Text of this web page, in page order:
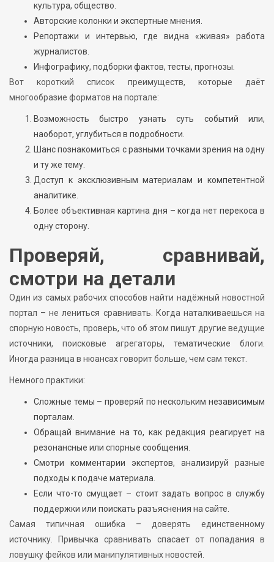
культура, общество.
Авторские колонки и экспертные мнения.
Репортажи и интервью, где видна «живая» работа
журналистов.
Инфографику, подборки фактов, тесты, прогнозы.
Вот короткий список преимуществ, которые даёт
многообразие форматов на портале:
Возможность быстро узнать суть событий или,
наоборот, углубиться в подробности.
Шанс познакомиться с разными точками зрения на одну
и ту же тему.
Доступ к эксклюзивным материалам и компетентной
аналитике.
Более объективная картина дня – когда нет перекоса в
одну сторону.
Проверяй, сравнивай,
смотри на детали
Один из самых рабочих способов найти надёжный новостной
портал – не лениться сравнивать. Когда наталкиваешься на
спорную новость, проверь, что об этом пишут другие ведущие
источники, поисковые агрегаторы, тематические блоги.
Иногда разница в нюансах говорит больше, чем сам текст.
Немного практики:
Сложные темы – проверяй по нескольким независимым
порталам.
Обращай внимание на то, как редакция реагирует на
резонансные или спорные сообщения.
Смотри комментарии экспертов, анализируй разные
подходы к подаче материала.
Если что-то смущает – стоит задать вопрос в службу
поддержки или поискать разъяснения на сайте.
Самая типичная ошибка – доверять единственному
источнику. Привычка сравнивать спасает от попадания в
ловушку фейков или манипулятивных новостей.